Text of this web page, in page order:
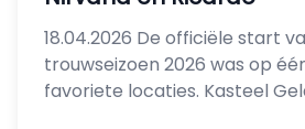
18.04.2026 De officiële start
trouwseizoen 2026 was op
favoriete locaties. Kasteel